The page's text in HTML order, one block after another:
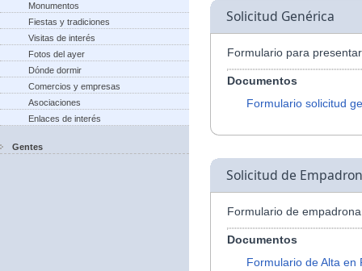
Monumentos
Fiestas y tradiciones
Visitas de interés
Fotos del ayer
Dónde dormir
Comercios y empresas
Asociaciones
Enlaces de interés
Gentes
Solicitud Genérica
Formulario para
Documentos
Formulario solicitud
Solicitud de
Formulario de
Documentos
Formulario de Alta en